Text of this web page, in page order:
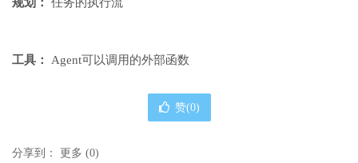
工具： Agent可以调用的外部函数
赞(0)
分享到： 更多 (0)